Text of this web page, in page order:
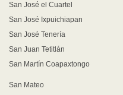
San José el Cuartel
San José Ixpuichiapan
San José Tenería
San Juan Tetitlán
San Martín Coapaxtongo
San Mateo